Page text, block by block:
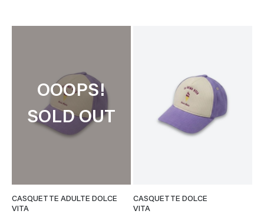
OOOPS!
SOLD OUT
CASQUETTE ADULTE DOLCE
VITA
CASQUETTE DOLCE
VITA